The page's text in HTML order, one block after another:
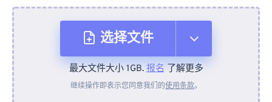
选择文件
从设备
最大文件大小 1GB.报名了解更多
继续操作即表示您同意我们的使用条款。